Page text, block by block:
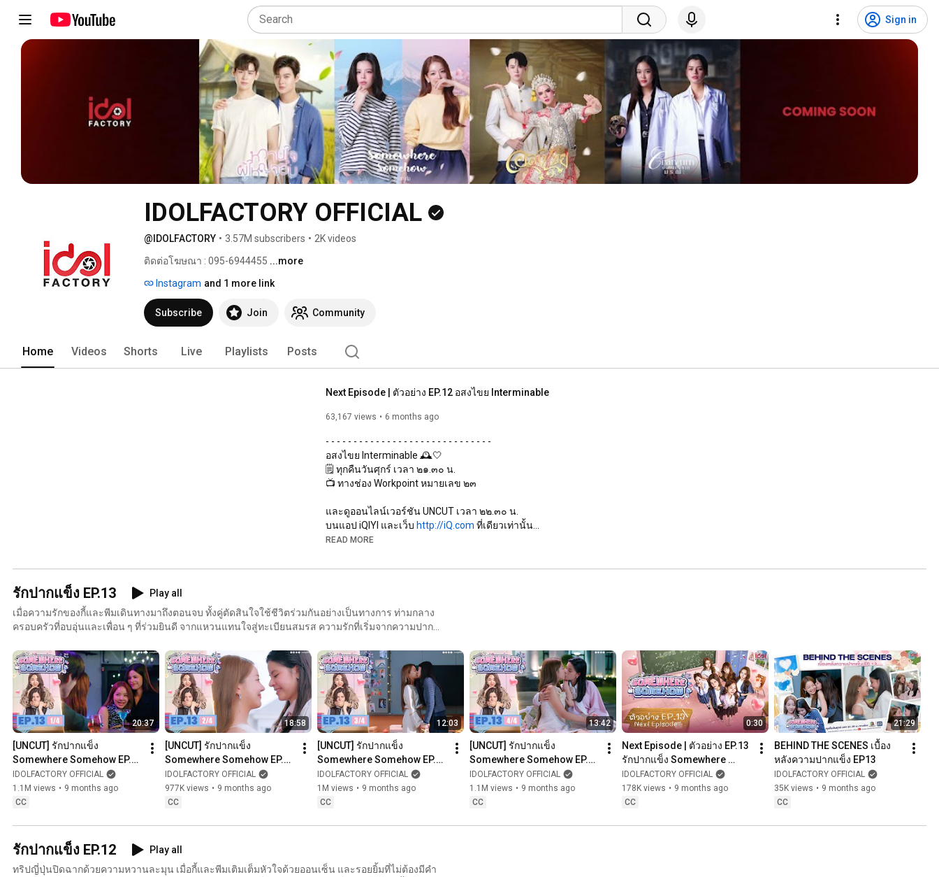
Sign in
IDOLFACTORY OFFICIAL
@IDOLFACTORY • 3.57M subscribers • 2K videos
ติดต่อโฆษณา : 095-6944455 ...more
Instagram and 1 more link
Subscribe Join Community
Home Videos Shorts Live Playlists Posts
Next Episode | ตัวอย่าง EP.12 อสงไขย Interminable
63,167 views 6 months ago
- - - - - - - - - - - - - - - - - - - - - - - - - - - - - -
อสงไขย Interminable 🕰️🤍
🗒️ ทุกคืนวันศุกร์ เวลา ๒๑.๓๐ น.
📺 ทางช่อง Workpoint หมายเลข ๒๓
และดูออนไลน์เวอร์ชัน UNCUT เวลา ๒๒.๓๐ น.
บนแอป iQIYI และเว็บ http://iQ.com ที่เดียวเท่านั้น
นักแสดงนำ (Main role)
   - Instagram :
https://www.instagram.com/bbil1ypn/
   - Twitter :
https://twitter.com/bbil1ypn
เบ้บ - ธนทัต พรรณวิริยะกุล รับบท แก้วตา
   - Instagram :
https://www.instagram.com/babe.in/
   - Twitter :
https://twitter.com/babe_in_
ติดต่อโฆษณา : sales@idolfactory.studio
https://www.youtube.com/channel/UC2Xc...
#อสงไขย #interminableTH #BillyBabe
READ MORE
รักปากแข็ง EP.13
Play all
เมื่อความรักของกี้และพีมเดินทางมาถึงตอนจบ ทั้งคู่ตัดสินใจใช้ชีวิตร่วมกันอย่างเป็นทางการ ท่ามกลาง
ครอบครัวที่อบอุ่นและเพื่อน ๆ ที่ร่วมยินดี จากแหวนแทนใจสู่ทะเบียนสมรส ความรักที่เริ่มจากความปาก
finale, they finally begin a life together surrounded by family and friends. From a ring of love to a
signed marriage certificate, their once-stubborn hearts now speak freely—turning tough love into
a forever kind of love. 当Kee与Peem的爱情走到圆满结局，她们终于携手共度人生。在家人和朋友
的祝福中，从定情戒指到婚姻登记，那段始于倔强的爱情，终于化作能大声说出的永恒之爱。
Quando a história de amor de Kee e Peem chega ao seu final feliz, elas decidem viver juntas
oficialmente, cercadas por família e amigos. Do anel de amor ao casamento assinado, o
sentimento que nasceu da teimosia se transforma em um amor eterno — dito em voz alta e com
o coração.
20:37
[UNCUT] รักปากแข็ง
Somewhere Somehow EP.13
(1/4)
IDOLFACTORY OFFICIAL
1.1M views • 9 months ago
CC
18:58
[UNCUT] รักปากแข็ง
Somewhere Somehow EP.13
(2/4)
IDOLFACTORY OFFICIAL
977K views • 9 months ago
CC
12:03
[UNCUT] รักปากแข็ง
Somewhere Somehow EP.13
(3/4)
IDOLFACTORY OFFICIAL
1M views • 9 months ago
CC
13:42
[UNCUT] รักปากแข็ง
Somewhere Somehow EP.13
(4/4)
IDOLFACTORY OFFICIAL
1.1M views • 9 months ago
CC
0:30
Next Episode | ตัวอย่าง EP.13
รักปากแข็ง Somewhere
Somehow
IDOLFACTORY OFFICIAL
178K views • 9 months ago
CC
21:29
BEHIND THE SCENES เบื้อง
หลังความปากแข็ง EP13
IDOLFACTORY OFFICIAL
35K views • 9 months ago
CC
รักปากแข็ง EP.12
Play all
ทริปญี่ปุ่นปิดฉากด้วยความหวานละมุน เมื่อกี้และพีมเติมเต็มหัวใจด้วยออนเซ็น และรอยยิ้มที่ไม่ต้องมีคำ